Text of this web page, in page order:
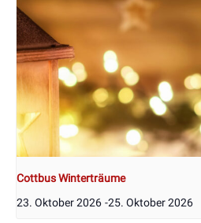
Cottbus Winterträume
23. Oktober 2026 -25. Oktober 2026